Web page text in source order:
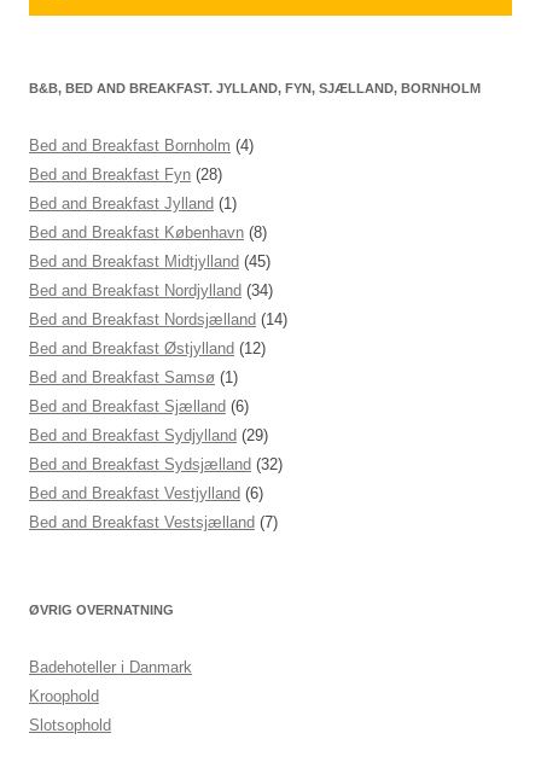
B&B, BED AND BREAKFAST. JYLLAND, FYN, SJÆLLAND, BORNHOLM
Bed and Breakfast Bornholm (4)
Bed and Breakfast Fyn (28)
Bed and Breakfast Jylland (1)
Bed and Breakfast København (8)
Bed and Breakfast Midtjylland (45)
Bed and Breakfast Nordjylland (34)
Bed and Breakfast Nordsjælland (14)
Bed and Breakfast Østjylland (12)
Bed and Breakfast Samsø (1)
Bed and Breakfast Sjælland (6)
Bed and Breakfast Sydjylland (29)
Bed and Breakfast Sydsjælland (32)
Bed and Breakfast Vestjylland (6)
Bed and Breakfast Vestsjælland (7)
ØVRIG OVERNATNING
Badehoteller i Danmark
Kroophold
Slotsophold